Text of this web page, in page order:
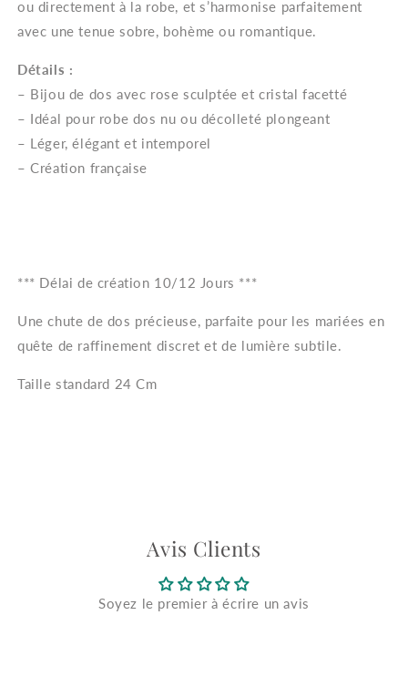
ou directement à la robe, et s’harmonise parfaitement
avec une tenue sobre, bohème ou romantique.
Détails :
– Bijou de dos avec rose sculptée et cristal facetté
– Idéal pour robe dos nu ou décolleté plongeant
– Léger, élégant et intemporel
– Création française
*** Délai de création 10/12 Jours ***
Une chute de dos précieuse, parfaite pour les mariées en
quête de raffinement discret et de lumière subtile.
Taille standard 24 Cm
Avis Clients
Soyez le premier à écrire un avis